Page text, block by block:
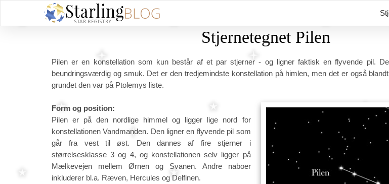
Stjernetegnet Pilen
Pilen er en konstellation som kun består af et par stjerner - og ligner faktisk en flyvende pil.
beundringsværdig og smuk. Det er den tredjemindste konstellation på himlen, men det er også
grundet den var på Ptolemys liste.
Form og position:
Pilen er på den nordlige himmel og ligger lige nord for
konstellationen Vandmanden. Den ligner en flyvende pil som
går fra vest til øst. Den dannes af fire stjerner i
størrelsesklasse 3 og 4, og konstellationen selv ligger på
Mælkevejen mellem Ørnen og Svanen. Andre naboer
inkluderer bl.a. Ræven, Hercules og Delfinen.